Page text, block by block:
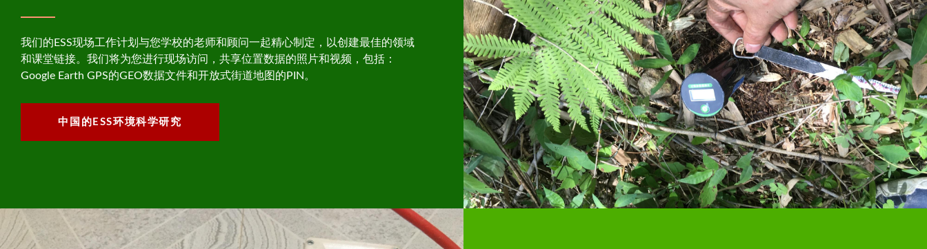
我们的ESS现场工作计划与您学校的老师和顾问一起精心制定，以创建最佳的领域
和课堂链接。我们将为您进行现场访问，共享位置数据的照片和视频，包括：
Google Earth GPS的GEO数据文件和开放式街道地图的PIN。
中国的ESS环境科学研究